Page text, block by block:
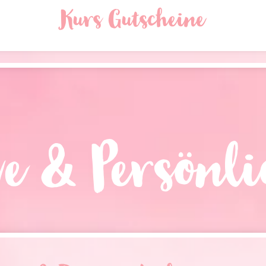
Kurs Gutscheine
&